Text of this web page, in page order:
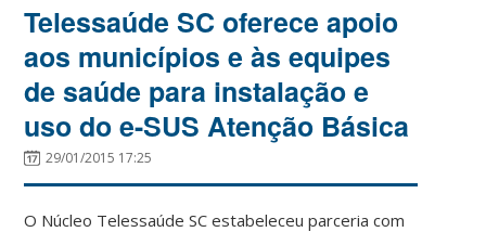
Telessaúde SC oferece apoio
aos municípios e às equipes
de saúde para instalação e
uso do e-SUS Atenção Básica
29/01/2015 17:25
O Núcleo Telessaúde SC estabeleceu parceria com